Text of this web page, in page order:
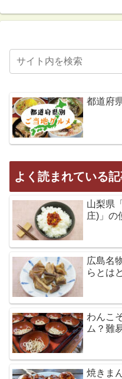
都道府
よく読まれている
山梨県
庄)」の
広島名
らとは
わんこ
ム？難
焼きま